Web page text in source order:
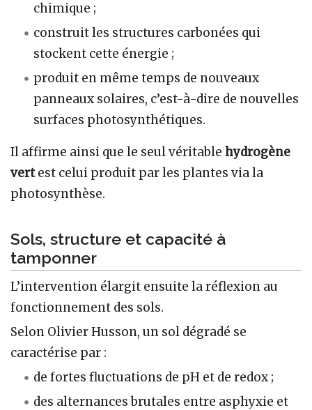
chimique ;
construit les structures carbonées qui
stockent cette énergie ;
produit en même temps de nouveaux
panneaux solaires, c’est-à-dire de nouvelles
surfaces photosynthétiques.
Il affirme ainsi que le seul véritable hydrogène
vertest celui produit par les plantes via la
photosynthèse.
Sols, structure et capacité à
tamponner
L’intervention élargit ensuite la réflexion au
fonctionnement des sols.
Selon Olivier Husson, un sol dégradé se
caractérise par :
de fortes fluctuations de pH et de redox ;
des alternances brutales entre asphyxie et